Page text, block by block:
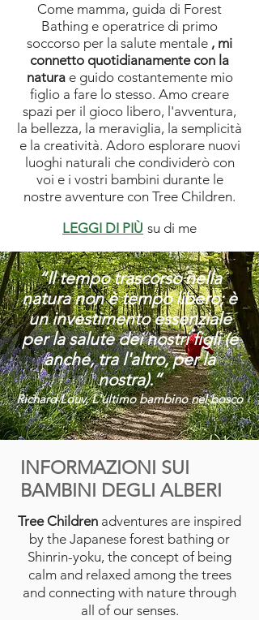
Come mamma, guida di Forest
Bathing e operatrice di primo
soccorso per la salute mentale , mi
connetto quotidianamente con la
naturae guido costantemente mio
figlio a fare lo stesso. Amo creare
spazi per il gioco libero, l'avventura,
la bellezza, la meraviglia, la semplicità
e la creatività. Adoro esplorare nuovi
luoghi naturali che condividerò con
voi e i vostri bambini durante le
nostre avventure con Tree Children.
LEGGI DI PIÙ su di me
“Il tempo trascorso nella
natura non è tempo libero; è
un investimento essenziale
per la salute dei nostri figli (e
anche, tra l'altro, per la
nostra).”
Richard Louv, L'ultimo bambino nel bosco
INFORMAZIONI SUI
BAMBINI DEGLI ALBERI
Tree Children adventures are inspired
by the Japanese forest bathing or
Shinrin-yoku, the concept of being
calm and relaxed among the trees
and connecting with nature through
all of our senses.